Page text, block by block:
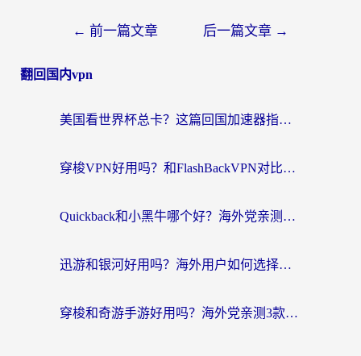
← 前一篇文章 后一篇文章 →
翻回国内vpn
美国看世界杯总卡？这篇回国加速器指南帮你无缝刷国内资源（附苹果手机VPN设置步骤）
穿梭VPN好用吗？和FlashBackVPN对比哪个回国效果更好？
Quickback和小黑牛哪个好？海外党亲测指南，选对回国加速器秒回国内
迅游和银河好用吗？海外用户如何选择回国加速器实现无缝访问国内资源
穿梭和奇游手游好用吗？海外党亲测3款回国加速器，附蜜蜂加速器七天试用攻略